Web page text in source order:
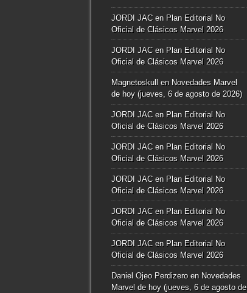
JORDI JAC en Plan Editorial No
Oficial de Clásicos Marvel 2026
JORDI JAC en Plan Editorial No
Oficial de Clásicos Marvel 2026
Magnetoskull en Novedades Marvel
de hoy (jueves, 6 de agosto de 2026)
JORDI JAC en Plan Editorial No
Oficial de Clásicos Marvel 2026
JORDI JAC en Plan Editorial No
Oficial de Clásicos Marvel 2026
JORDI JAC en Plan Editorial No
Oficial de Clásicos Marvel 2026
JORDI JAC en Plan Editorial No
Oficial de Clásicos Marvel 2026
JORDI JAC en Plan Editorial No
Oficial de Clásicos Marvel 2026
Daniel Ojeo Perdizeroen Novedades
Marvel de hoy (jueves, 6 de agosto de